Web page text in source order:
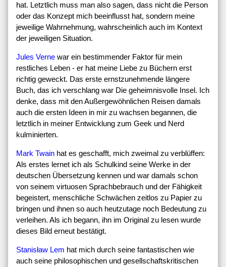
hat. Letztlich muss man also sagen, dass nicht die Person
oder das Konzept mich beeinflusst hat, sondern meine
jeweilige Wahrnehmung, wahrscheinlich auch im Kontext
der jeweiligen Situation.
Jules Verne war ein bestimmender Faktor für mein
restliches Leben - er hat meine Liebe zu Büchern erst
richtig geweckt. Das erste ernstzunehmende längere
Buch, das ich verschlang war Die geheimnisvolle Insel. Ich
denke, dass mit den Außergewöhnlichen Reisen damals
auch die ersten Ideen in mir zu wachsen begannen, die
letztlich in meiner Entwicklung zum Geek und Nerd
kulminierten.
Mark Twain hat es geschafft, mich zweimal zu verblüffen:
Als erstes lernet ich als Schulkind seine Werke in der
deutschen Übersetzung kennen und war damals schon
von seinem virtuosen Sprachbebrauch und der Fähigkeit
begeistert, menschliche Schwächen zeitlos zu Papier zu
bringen und ihnen so auch heutzutage noch Bedeutung zu
verleihen. Als ich begann, ihn im Original zu lesen wurde
dieses Bild erneut bestätigt.
Stanisław Lem hat mich durch seine fantastischen wie
auch seine philosophischen und gesellschaftskritischen